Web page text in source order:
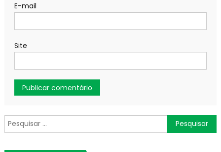
E-mail
Site
Pesquisar
por: